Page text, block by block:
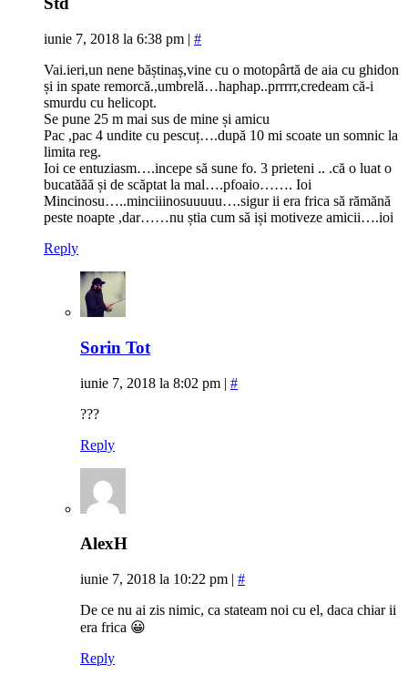
iunie 7, 2018 la 6:38 pm | #
Vai.ieri,un nene băștinaș,vine cu o motopârtă de aia cu ghidon
și in spate remorcă.,umbrelă…haphap..prrrrr,credeam că-i
smurdu cu helicopt.
Se pune 25 m mai sus de mine și amicu
Pac ,pac 4 undite cu pescuț….după 10 mi scoate un somnic la
limita reg.
Ioi ce entuziasm….incepe să sune fo. 3 prieteni .. .că o luat o
bucatăăă și de scăptat la mal….pfoaio……. Ioi
Mincinosu…..minciiinosuuuuu….sigur ii era frica să rămănă
peste noapte ,dar……nu știa cum să iși motiveze amicii….ioi
Reply
Sorin Tot
iunie 7, 2018 la 8:02 pm | #
???
Reply
AlexH
iunie 7, 2018 la 10:22 pm | #
De ce nu ai zis nimic, ca stateam noi cu el, daca chiar ii
era frica 😀
Reply